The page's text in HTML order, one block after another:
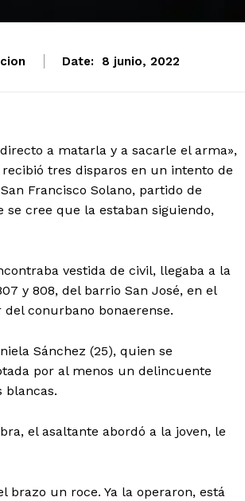
Date: 8 junio, 2022
a matarla y a sacarle el arma»,
tres disparos en un intento de
Francisco Solano, partido de
se cree que la estaban siguiendo,
vestida de civil, llegaba a la
y 808, del barrio San José, en el
conurbano bonaerense.
Sánchez (25), quien se
por al menos un delincuente
blancas.
el asaltante abordó a la joven, le
brazo un roce. Ya la operaron, está